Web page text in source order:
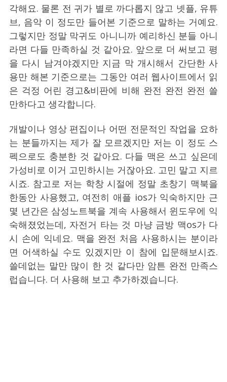
각해요. 물론 전 귀가 별로 까다롭지 않고 넷플, 유튜
브, 음악 이 정도만 들어본 기준으로 말하는 거예요.
그렇지만 정말 막귀도 아니니까 예리하신 분들 아니
라면 다들 만족하실 것 같아요. 앞으로 더 써보고 평
을 다시 남겨야겠지만 지금 막 개시해서 간단한 사
용만 해본 기준으로는 그동안 여러 웹사이트에서 읽
은 걱정 어린 경고&비판에 비해 완전 완전 완전 쓸
만하다고 생각합니다.
개발이나 영상 편집이나 어떤 전문적인 작업을 요하
는 분들까지는 제가 잘 모르겠지만 저는 이 정도 스
펙으로도 충분한 것 같아요. 다들 맥은 쓰고 싶은데
가성비로 이거 고민하시는 거잖아요. 고민 말고 지르
시죠. 참고로 저는 학창 시절에 정말 초창기 맥북을
한동안 사용했고, 여전히 애플 ios가 익숙하지만 근
몇 년간은 삼성노트북을 계속 사용해서 윈도우에 익
숙해졌었는데, 자전거 타는 것 마냥 금방 맥os가 다
시 손에 익네요. 맥을 완전 처음 사용하시는 분이라
면 어색하실 수도 있겠지만 이 참에 입문해보시죠.
쓸데없는 말만 많이 한 것 같다만 암튼 완전 만족스
럽습니다. 더 사용해 보고 추가하겠습니다.